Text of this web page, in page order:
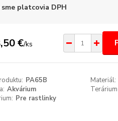
sme platcovia DPH
€/ks
PA65B Materiál:
Akvárium
Pre rastlinky